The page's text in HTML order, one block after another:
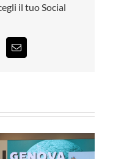
il tuo Social
Email